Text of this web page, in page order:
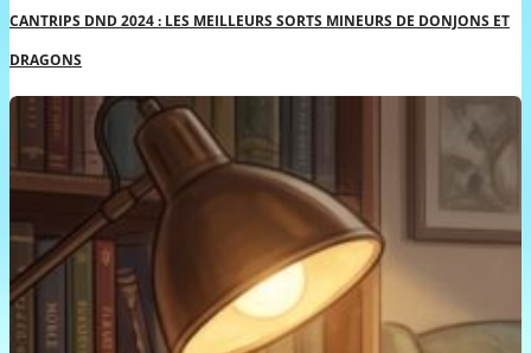
CANTRIPS DND 2024 : LES MEILLEURS SORTS MINEURS DE DONJONS ET
DRAGONS